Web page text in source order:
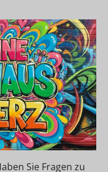
Sie Fragen zu